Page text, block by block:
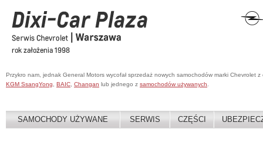
Przykro nam, jednak General Motors wycofał sprzedaż nowych samochodów marki Chevrolet
KGM SsangYong
BAIC Changan lub jednego z samochodów używanych
SAMOCHODY UŻYWANE SERWIS CZĘŚCI